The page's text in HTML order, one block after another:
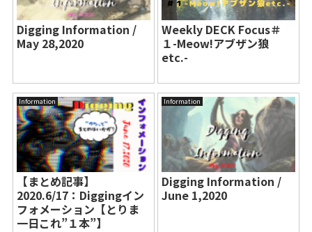
Digging Information /
May 28,2020
Weekly DECK Focus＃
１-Meow!アブザン狼
etc.-
Information
【まとめ記事】
2020.6/17：Diggingイン
フォメーション【とりま
一日これ”１本”】
Information
Digging Information /
June 1,2020